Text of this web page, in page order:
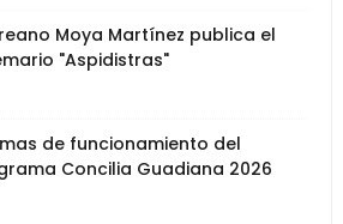
Moya Martínez publica el
"Aspidistras"
de funcionamiento del
Concilia Guadiana 2026